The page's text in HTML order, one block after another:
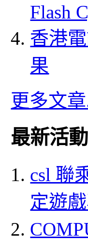
Flash
香港
果
更多文
最新活動
csl 聯
定遊